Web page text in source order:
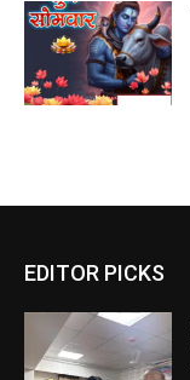
EDITOR PICKS